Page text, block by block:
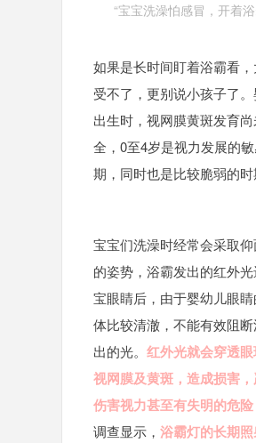
“宝宝洗澡怕感冒，开着
如果是长时间盯着浴霸看
受不了，更别说小孩子了
出生时，视网膜黄斑发育
全，0至4岁是视力发展的
期，同时也是比较脆弱的时
宝宝们洗澡时经常会采取仰
的姿势，浴霸发出的红外
宝眼睛后，由于婴幼儿眼
体比较清澈，不能有效阻
出的光。 红外光就会穿透
视网膜及黄斑，造成损害
伤害视力甚至有失明的危险
调查显示， 浴霸灯的长期